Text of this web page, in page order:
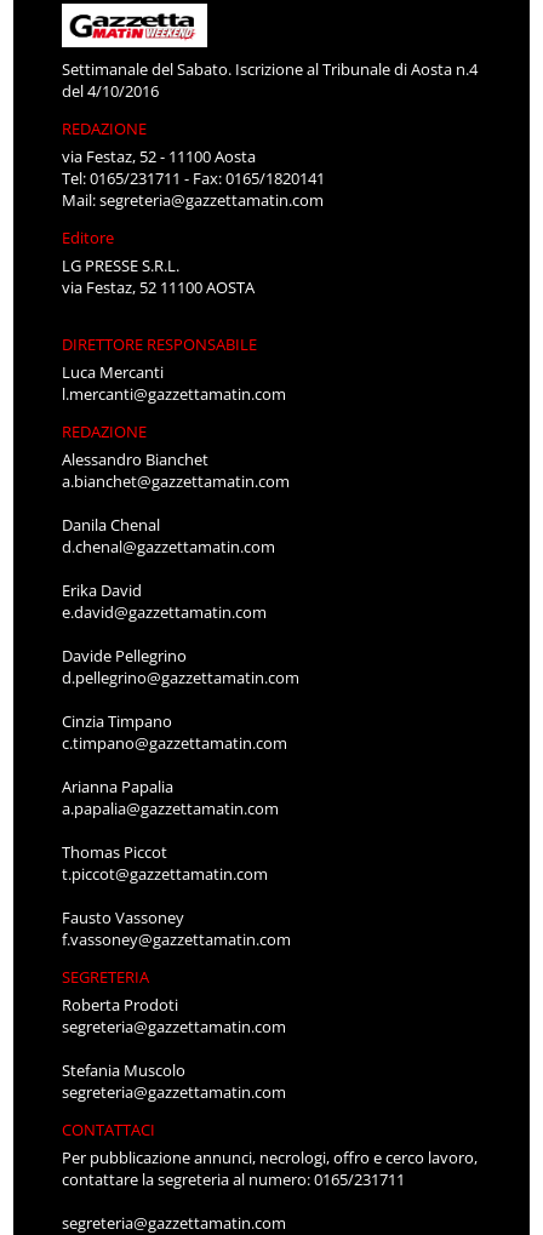
Settimanale del Sabato. Iscrizione al Tribunale di Aosta n.4
del 4/10/2016
REDAZIONE
via Festaz, 52 - 11100 Aosta
Tel: 0165/231711 - Fax: 0165/1820141
Mail:segreteria@gazzettamatin.com
Editore
LG PRESSE S.R.L.
via Festaz, 52 11100 AOSTA
DIRETTORE RESPONSABILE
Luca Mercanti
l.mercanti@gazzettamatin.com
REDAZIONE
Alessandro Bianchet
a.bianchet@gazzettamatin.com
Danila Chenal
d.chenal@gazzettamatin.com
Erika David
e.david@gazzettamatin.com
Davide Pellegrino
d.pellegrino@gazzettamatin.com
Cinzia Timpano
c.timpano@gazzettamatin.com
Arianna Papalia
a.papalia@gazzettamatin.com
Thomas Piccot
t.piccot@gazzettamatin.com
Fausto Vassoney
f.vassoney@gazzettamatin.com
SEGRETERIA
Roberta Prodoti
segreteria@gazzettamatin.com
Stefania Muscolo
segreteria@gazzettamatin.com
CONTATTACI
Per pubblicazione annunci, necrologi, offro e cerco lavoro,
contattare la segreteria al numero: 0165/231711
segreteria@gazzettamatin.com